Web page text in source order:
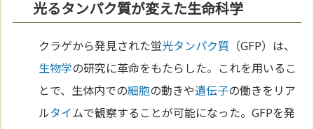
光るタンパク質が変えた生命科学
クラゲから発見された蛍光タンパク質 （GFP）は、
生物学の研究に革命をもたらした。これを用いるこ
とで、生体内での細胞の動きや遺伝子の働きをリア
ルタイムで観察することが可能になった。GFPを発